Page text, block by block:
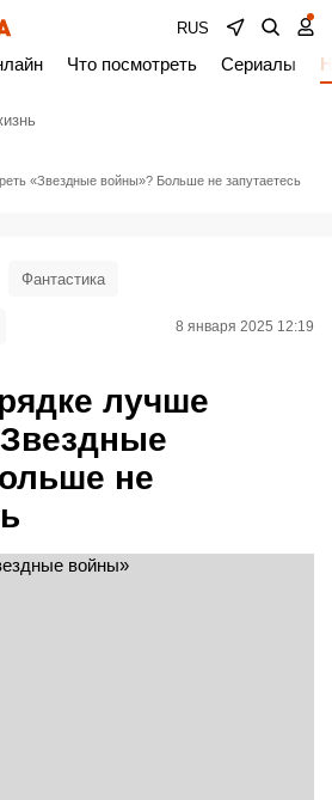
RUS
Что посмотреть Сериалы
«Звездные войны»? Больше не запутаетесь
лучше
не
Фантастика
8 января 2025 12:19